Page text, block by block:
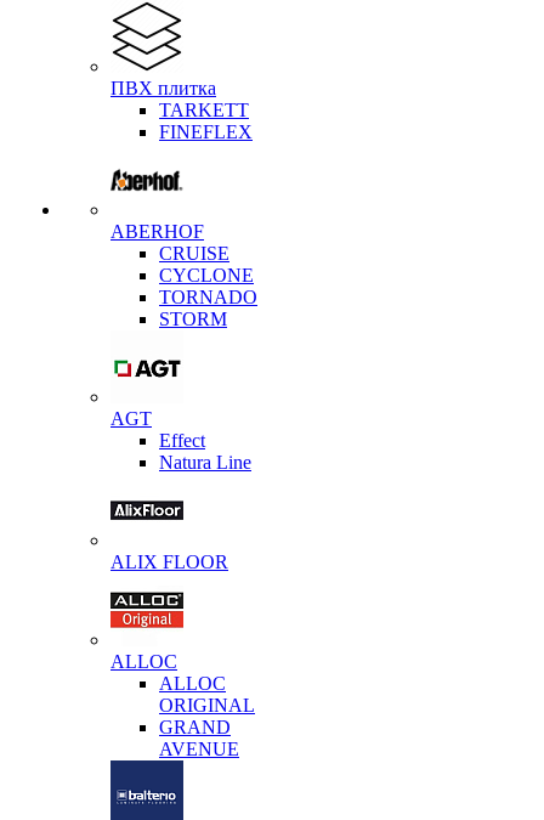
ПВХ плитка
TARKETT
FINEFLEX
ABERHOF
CRUISE
CYCLONE
TORNADO
STORM
AGT
Effect
Natura Line
ALIX FLOOR
ALLOC
ALLOC
ORIGINAL
GRAND
AVENUE